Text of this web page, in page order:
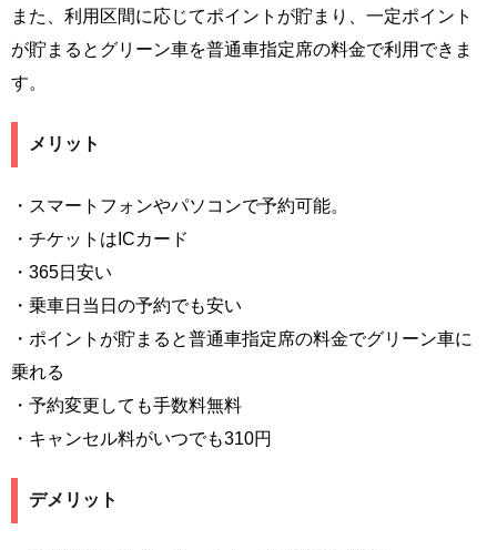
また、利用区間に応じてポイントが貯まり、一定ポイント
が貯まるとグリーン車を普通車指定席の料金で利用できま
す。
メリット
・スマートフォンやパソコンで予約可能。
・チケットはICカード
・365日安い
・乗車日当日の予約でも安い
・ポイントが貯まると普通車指定席の料金でグリーン車に
乗れる
・予約変更しても手数料無料
・キャンセル料がいつでも310円
デメリット